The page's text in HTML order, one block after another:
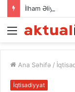
İlham Əliyev
Menu
Ana Səhifə /
İqtisadiyyat